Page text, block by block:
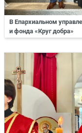
В Епархиальном
и фонда «Круг добра»